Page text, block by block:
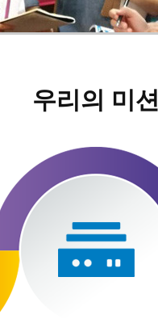
우리의 미션